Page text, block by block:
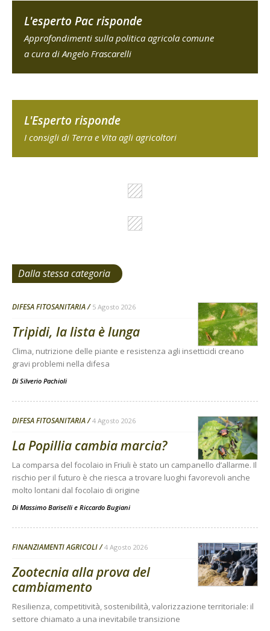
L'esperto Pac risponde
Approfondimenti sulla politica agricola comune
a cura di Angelo Frascarelli
L'Esperto risponde
I consigli di Terra e Vita agli agricoltori
Dalla stessa categoria
DIFESA FITOSANITARIA 5 Agosto 2026
Tripidi, la lista è lunga
Clima, nutrizione delle piante e resistenza agli insetticidi creano
gravi problemi nella difesa
Di Silverio Pachioli
DIFESA FITOSANITARIA 4 Agosto 2026
La Popillia cambia marcia?
La comparsa del focolaio in Friuli è stato un campanello d’allarme. Il
rischio per il futuro è che riesca a trovare luoghi favorevoli anche
molto lontani dal focolaio di origine
Di Massimo Bariselli e Riccardo Bugiani
FINANZIAMENTI AGRICOLI 4 Agosto 2026
Zootecnia alla prova del
cambiamento
Resilienza, competitività, sostenibilità, valorizzazione territoriale: il
settore chiamato a una inevitabile transizione